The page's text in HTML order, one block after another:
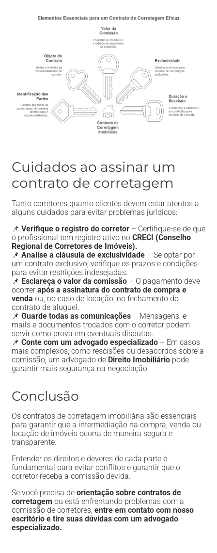
Cuidados ao assinar um
contrato de corretagem
Tanto corretores quanto clientes devem estar atentos a
alguns cuidados para evitar problemas jurídicos:
📌 Verifique o registro do corretor – Certifique-se de que
o profissional tem registro ativo no CRECI (Conselho
Regional de Corretores de Imóveis).
📌 Analise a cláusula de exclusividade – Se optar por
um contrato exclusivo, verifique os prazos e condições
para evitar restrições indesejadas.
📌 Esclareça o valor da comissão – O pagamento deve
ocorrerapós a assinatura do contrato de compra e
venda ou, no caso de locação, no fechamento do
contrato de aluguel.
📌 Guarde todas as comunicações – Mensagens, e-
mails e documentos trocados com o corretor podem
servir como prova em eventuais disputas.
📌 Conte com um advogado especializado – Em casos
mais complexos, como rescisões ou desacordos sobre a
comissão, um advogado de Direito Imobiliário pode
garantir mais segurança na negociação.
Conclusão
Os contratos de corretagem imobiliária são essenciais
para garantir que a intermediação na compra, venda ou
locação de imóveis ocorra de maneira segura e
transparente.
Entender os direitos e deveres de cada parte é
fundamental para evitar conflitos e garantir que o
corretor receba a comissão devida.
Se você precisa de orientação sobre contratos de
corretagem ou está enfrentando problemas com a
comissão de corretores, entre em contato com nosso
escritório e tire suas dúvidas com um advogado
especializado.